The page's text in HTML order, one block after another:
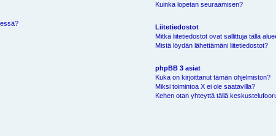
Kuinka lopetan seuraamisen?
Liitetiedostot
Mitkä liitetiedostot ovat sallittuja tällä
Mistä löydän lähettämäni liitetiedostot?
phpBB 3 asiat
Kuka on kirjoittanut tämän ohjelmiston?
Miksi toimintoa X ei ole saatavilla?
Kehen otan yhteyttä tällä